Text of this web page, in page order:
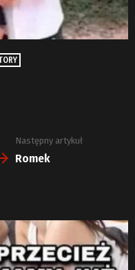
Następny artykuł
Romek